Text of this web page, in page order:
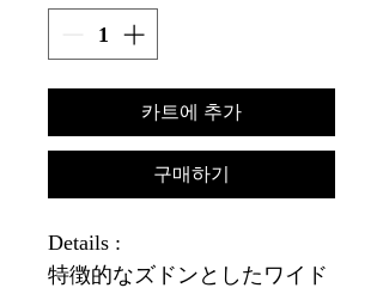
카트에 추가
구매하기
Details :
特徴的なズドンとしたワイド